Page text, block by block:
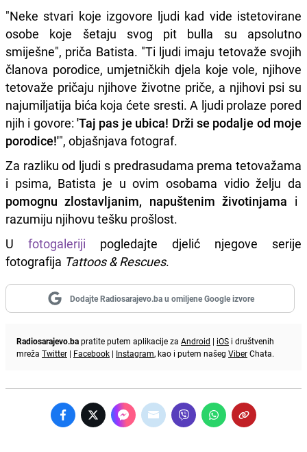
"Neke stvari koje izgovore ljudi kad vide istetovirane
osobe koje šetaju svog pit bulla su apsolutno
smiješne", priča Batista. "Ti ljudi imaju tetovaže svojih
članova porodice, umjetničkih djela koje vole, njihove
tetovaže pričaju njihove životne priče, a njihovi psi su
najumiljatija bića koja ćete sresti. A ljudi prolaze pored
njih i govore:'Taj pas je ubica! Drži se podalje od moje
porodice!'", objašnjava fotograf.
Za razliku od ljudi s predrasudama prema tetovažama
i psima, Batista je u ovim osobama vidio želju da
pomognu zlostavljanim, napuštenim životinjama i
razumiju njihovu tešku prošlost.
U fotogaleriji pogledajte djelić njegove serije
fotografija Tattoos & Rescues.
Dodajte Radiosarajevo.ba u omiljene Google izvore
Radiosarajevo.bapratite putem aplikacije za Android | iOS i društvenih
mreža Twitter | Facebook | Instagram, kao i putem našeg ViberChata.